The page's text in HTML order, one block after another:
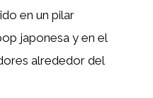
en un pilar
japonesa y en el
alrededor del